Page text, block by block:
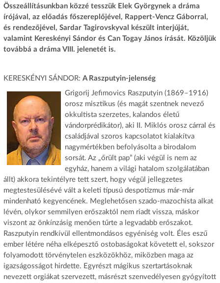
Összeállításunkban közzé tesszük Elek Györgynek a dráma
írójával, az előadás főszereplőjével, Rappert-Vencz Gáborral,
és rendezőjével, Sardar Tagirovskyval készült interjúját,
valamint Kereskényi Sándor és Can Togay János írását. Közöljük
továbbá a dráma VIII. jelenetét is.
KERESKÉNYI SÁNDOR: A Raszputyin-jelenség
Grigorij Jefimovics Raszputyin (1869–1916)
orosz misztikus (és magát szentnek nevező
okkultista szerzetes, kalandos életű
vándorprédikátor), aki II. Miklós orosz cárral és
családjával szoros kapcsolatot kialakítva
nagymértékben befolyásolta a birodalom
sorsát. Az „őrült pap” (aki végül is nem az
egyház, hanem a világi hatalom szolgálatában
állt) akkora tekintélyre tett szert, hogy végül jellegzetes
megtestesülésévé vált a keleti típusú despotizmus már-már
mindenható kegyencének. Meglehetősen szado-mazochista alkat
lévén, olykor semmilyen erőszaktól nem riadt vissza, máskor
viszont az önkínzásig menően tűrte a legvadabb erőszakot.
Raszputyin rendkívül ellentmondásos egyéniség volt. Éles eszű
ember létére néha elképesztő ostobaságokat követett el, sokszor
folyamodott törvénytelen eszközökhöz, miközben maga az
igazságosságot hirdette. Egyrészt mágikus szertartásoknak
nevezett orgiákat szervezett, másrészt szenvedélyesen gyógyított